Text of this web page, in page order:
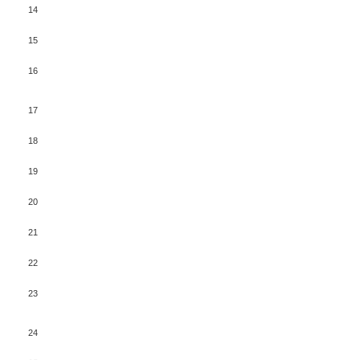
14
15
16
17
18
19
20
21
22
23
24